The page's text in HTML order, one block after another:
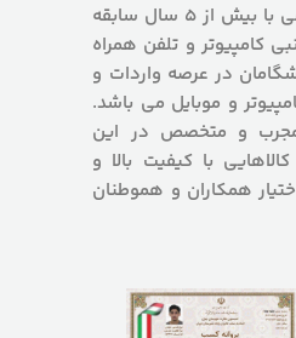
گروه بازرگانی هایومی با بیش از 5 سال سابقه
کامپیوتر و تلفن همراه
در عرصه واردات و
و موبایل می باشد.
و متخصص در این
با کیفیت بالا و
همکاران و هموطنان